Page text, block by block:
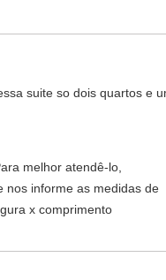
suite so dois quartos e
melhor atendê-lo,
nos informe as medidas de
x comprimento